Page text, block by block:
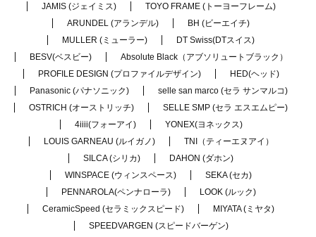
JAMIS (ジェイミス)
TOYO FRAME (トーヨーフレーム)
ARUNDEL (アランデル)
BH (ビーエイチ)
MULLER (ミューラー)
DT Swiss(DTスイス)
BESV(ベスビー)
Absolute Black（アブソリュートブラック）
PROFILE DESIGN (プロファイルデザイン)
HED(ヘッド)
Panasonic (パナソニック)
selle san marco (セラ サンマルコ)
OSTRICH (オーストリッチ)
SELLE SMP (セラ エスエムピー)
4iiii(フォーアイ)
YONEX(ヨネックス)
LOUIS GARNEAU (ルイガノ)
TNI（ティーエヌアイ）
SILCA (シリカ)
DAHON (ダホン)
WINSPACE (ウィンスペース)
SEKA (セカ)
PENNAROLA(ペンナローラ)
LOOK (ルック)
CeramicSpeed (セラミックスピード)
MIYATA (ミヤタ)
SPEEDVARGEN (スピードバーゲン)